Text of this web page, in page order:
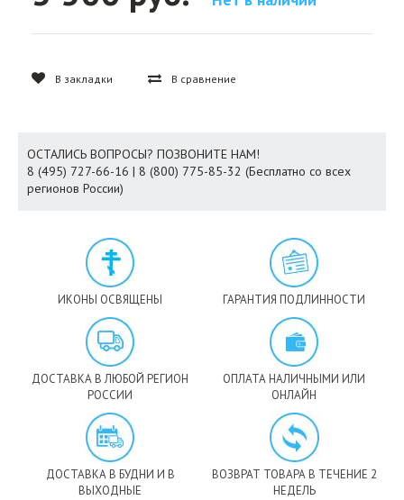
В закладки В сравнение
ОСТАЛИСЬ ВОПРОСЫ? ПОЗВОНИТЕ НАМ!
8 (495) 727-66-16 | 8 (800) 775-85-32 (Бесплатно со всех
регионов России)
ИКОНЫ ОСВЯЩЕНЫ ГАРАНТИЯ ПОДЛИННОСТИ
ДОСТАВКА В ЛЮБОЙ РЕГИОН
РОССИИ
ОПЛАТА НАЛИЧНЫМИ ИЛИ
ОНЛАЙН
ДОСТАВКА В БУДНИ И В
ВЫХОДНЫЕ
ВОЗВРАТ ТОВАРА В ТЕЧЕНИЕ 2
НЕДЕЛЬ